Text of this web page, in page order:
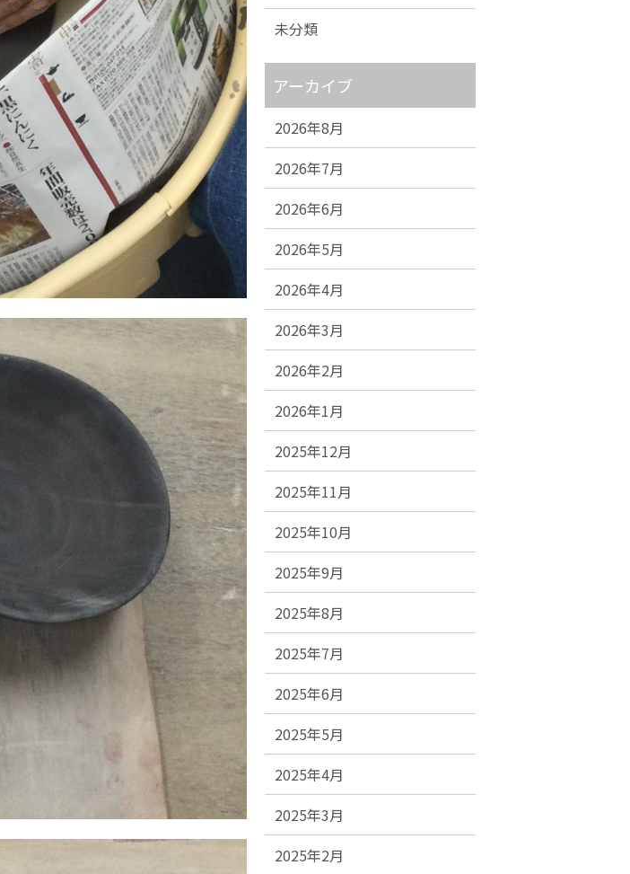
未分類
アーカイブ
2026年8月
2026年7月
2026年6月
2026年5月
2026年4月
2026年3月
2026年2月
2026年1月
2025年12月
2025年11月
2025年10月
2025年9月
2025年8月
2025年7月
2025年6月
2025年5月
2025年4月
2025年3月
2025年2月